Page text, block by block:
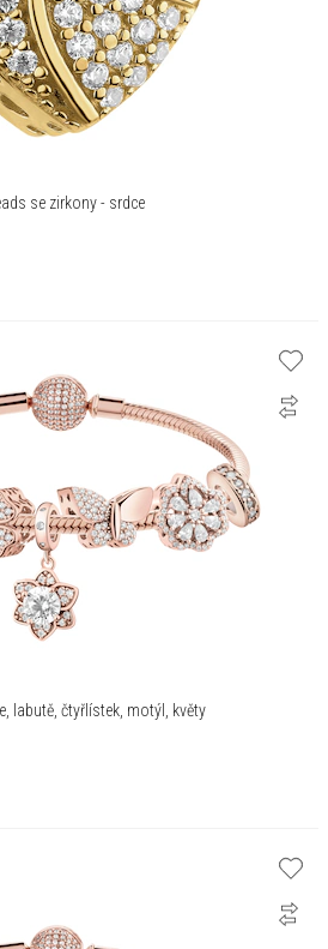
se zirkony - srdce
labutě, čtyřlístek, motýl, květy